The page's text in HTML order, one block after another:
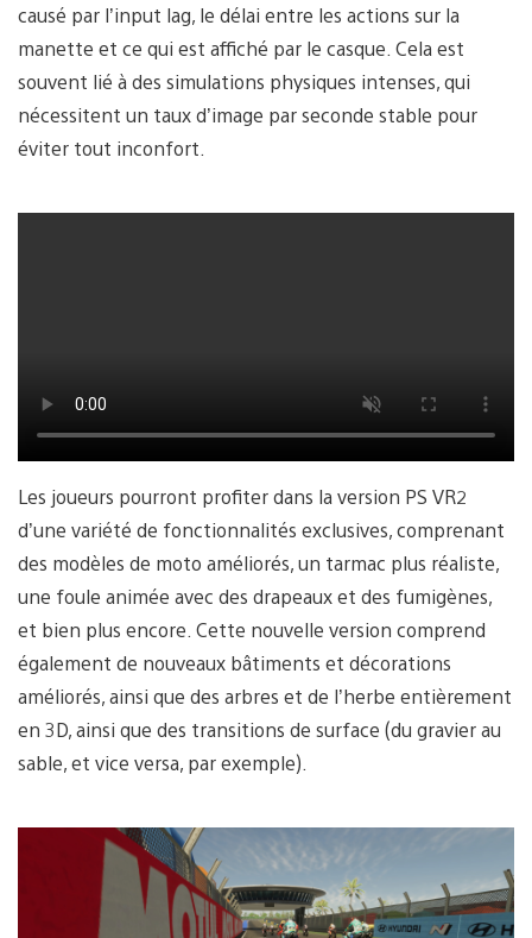
causé par l’input lag, le délai entre les actions sur la
manette et ce qui est affiché par le casque. Cela est
souvent lié à des simulations physiques intenses, qui
nécessitent un taux d’image par seconde stable pour
éviter tout inconfort.
Les joueurs pourront profiter dans la version PS VR2
d’une variété de fonctionnalités exclusives, comprenant
des modèles de moto améliorés, un tarmac plus réaliste,
une foule animée avec des drapeaux et des fumigènes,
et bien plus encore. Cette nouvelle version comprend
également de nouveaux bâtiments et décorations
améliorés, ainsi que des arbres et de l’herbe entièrement
en 3D, ainsi que des transitions de surface (du gravier au
sable, et vice versa, par exemple).